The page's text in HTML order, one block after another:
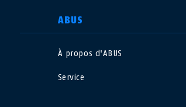
ABUS
À propos d'ABUS
Service
CHOISIR UN PAYS